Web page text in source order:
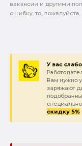
вакансии и другими
ошибку, то, пожалуйста,
У вас
Вам нужно
заряжают
скидку 5%